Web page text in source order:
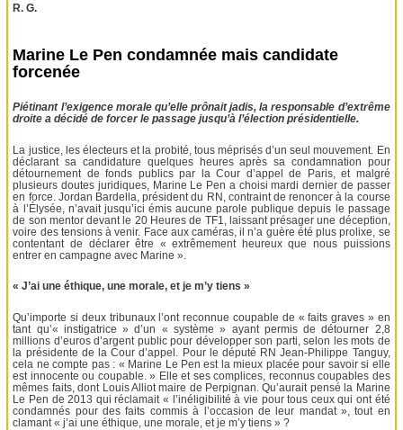
R. G.
Marine Le Pen condamnée mais candidate
forcenée
Piétinant l’exigence morale qu’elle prônait jadis, la responsable d’extrême
droite a décidé de forcer le passage jusqu’à l’élection présidentielle.
La justice, les électeurs et la probité, tous méprisés d’un seul mouvement. En
déclarant sa candidature quelques heures après sa condamnation pour
détournement de fonds publics par la Cour d’appel de Paris, et malgré
plusieurs doutes juridiques, Marine Le Pen a choisi mardi dernier de passer
en force. Jordan Bardella, président du RN, contraint de renoncer à la course
à l’Élysée, n’avait jusqu’ici émis aucune parole publique depuis le passage
de son mentor devant le 20 Heures de TF1, laissant présager une déception,
voire des tensions à venir. Face aux caméras, il n’a guère été plus prolixe, se
contentant de déclarer être « extrêmement heureux que nous puissions
entrer en campagne avec Marine ».
« J’ai une éthique, une morale, et je m’y tiens »
Qu’importe si deux tribunaux l’ont reconnue coupable de « faits graves » en
tant qu’« instigatrice » d’un « système » ayant permis de détourner 2,8
millions d’euros d’argent public pour développer son parti, selon les mots de
la présidente de la Cour d’appel. Pour le député RN Jean-Philippe Tanguy,
cela ne compte pas : « Marine Le Pen est la mieux placée pour savoir si elle
est innocente ou coupable. » Elle et ses complices, reconnus coupables des
mêmes faits, dont Louis Alliot maire de Perpignan. Qu’aurait pensé la Marine
Le Pen de 2013 qui réclamait « l’inéligibilité à vie pour tous ceux qui ont été
condamnés pour des faits commis à l’occasion de leur mandat », tout en
clamant « j’ai une éthique, une morale, et je m’y tiens » ?